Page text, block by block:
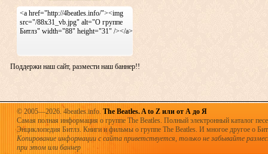
<a href="http://4beatles.info/"><img
src="/88x31_vb.jpg" alt="О группе
Битлз" width="88" height="31" /></a>
Поддержи наш сайт, размести наш баннер!!
© 2005—2026. 4beatles.info. The Beatles. A to Z или от А до Я
Самая полная информация о группе The Beatles. Полный электронный каталог
Энциклопедия Битлз. Книги и фильмы о группе The Beatles. И многое другое о
Копирование информации с сайта приветствуется, только не забывайте
при этом или баннер